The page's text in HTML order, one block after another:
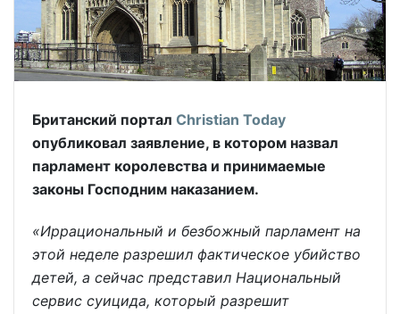
Британский портал Christian Today
опубликовал заявление, в котором назвал
парламент королевства и принимаемые
законы Господним наказанием.
«Иррациональный и безбожный парламент на
этой неделе разрешил фактическое убийство
детей, а сейчас представил Национальный
сервис суицида, который разрешит